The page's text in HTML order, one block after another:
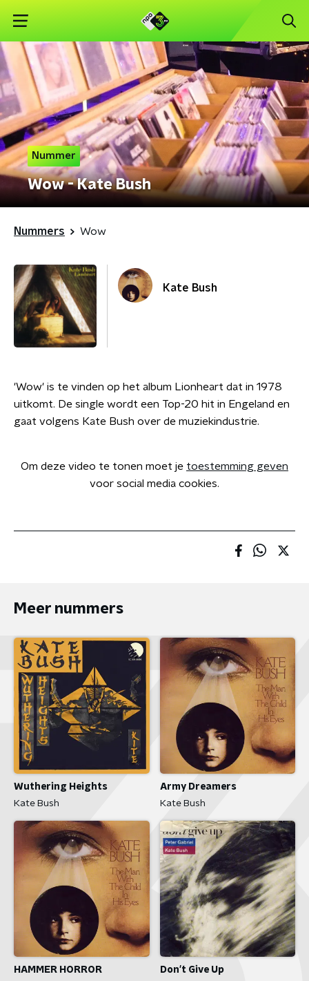
Nummer
Wow - Kate Bush
Nummers Wow
Kate Bush
'Wow' is te vinden op het album Lionheart dat in 1978
uitkomt. De single wordt een Top-20 hit in Engeland en
gaat volgens Kate Bush over de muziekindustrie.
Om deze video te tonen moet je toestemming geven
voor social media cookies.
Meer nummers
Wuthering Heights
Kate Bush
Army Dreamers
Kate Bush
HAMMER HORROR
Don't Give Up